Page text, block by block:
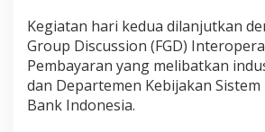
Kegiatan hari kedua dilanjutkan
Group Discussion (FGD)
Pembayaran yang melibatkan
dan Departemen Kebijakan Sistem
Bank Indonesia.